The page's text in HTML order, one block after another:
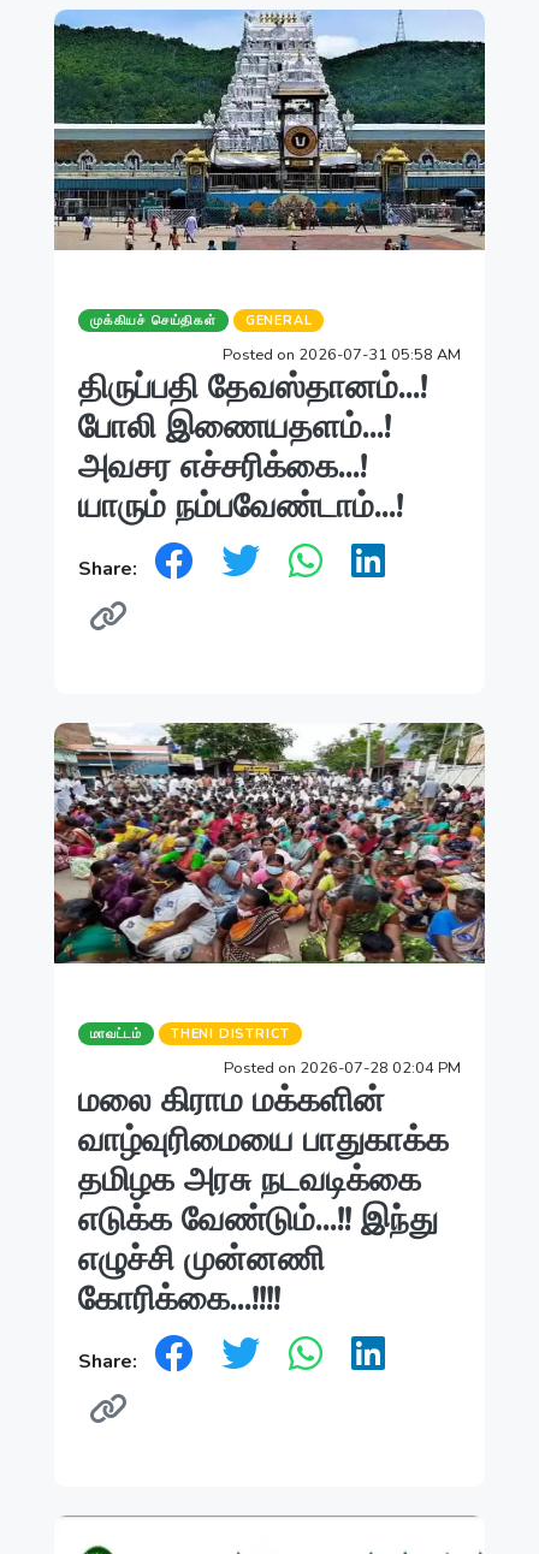
முக்கியச் செய்திகள் GENERAL
Posted on 2026-07-31 05:58 AM
திருப்பதி தேவஸ்தானம்...!
போலி இணையதளம்...!
அவசர எச்சரிக்கை...!
யாரும் நம்பவேண்டாம்...!
Share:
மாவட்டம் THENI DISTRICT
Posted on 2026-07-28 02:04 PM
மலை கிராம மக்களின்
வாழ்வுரிமையை பாதுகாக்க
தமிழக அரசு நடவடிக்கை
எடுக்க வேண்டும்...!! இந்து
எழுச்சி முன்னணி
கோரிக்கை...!!!!
Share: